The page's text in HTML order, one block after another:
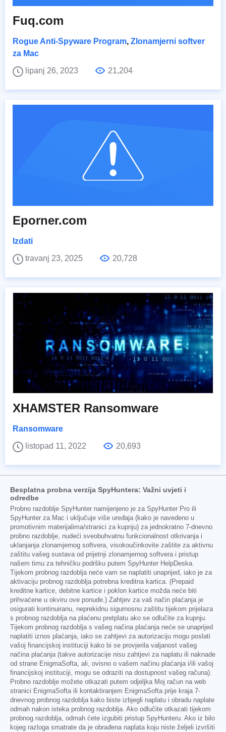
Fuq.com
Rogue Anti-Spyware Program, Zlonamjerni softver
za Mac
lipanj 26, 2023
21,204
Eporner.com
Izdati
travanj 23, 2025
20,728
XHAMSTER Ransomware
Ransomware
listopad 11, 2022
20,693
Besplatna probna verzija SpyHuntera: Važni uvjeti i
odredbe
Probno razdoblje SpyHunter namijenjeno je za SpyHunter Pro ili
SpyHunter za Mac i uključuje više uređaja (kako je navedeno u
promotivnim materijalima/stranici za kupnju) za jednokratno 7-dnevno
probno razdoblje, nudeći sveobuhvatnu funkcionalnost otkrivanja i
uklanjanja zlonamjernog softvera, visokoučinkovite zaštite za aktivnu
zaštitu vašeg sustava od prijetnji zlonamjernog softvera i pristup
našem timu za tehničku podršku putem SpyHunter HelpDeska.
Tijekom probnog razdoblja neće vam se naplatiti unaprijed, iako je za
aktivaciju probnog razdoblja potrebna kreditna kartica. (Prepaid
kreditne kartice, debitne kartice i poklon kartice možda neće biti
prihvaćene u okviru ove ponude.) Zahtjev za vaš način plaćanja je
osigurati kontinuiranu, neprekidnu sigurnosnu zaštitu tijekom prijelaza
s probnog razdoblja na plaćenu pretplatu ako se odlučite za kupnju.
Tijekom probnog razdoblja s vašeg načina plaćanja neće se unaprijed
naplatiti iznos plaćanja, iako se zahtjevi za autorizaciju mogu poslati
vašoj financijskoj instituciji kako bi se provjerila valjanost vašeg
načina plaćanja (takve autorizacije nisu zahtjevi za naplatu ili naknade
od strane EnigmaSofta, ali, ovisno o vašem načinu plaćanja i/ili vašoj
financijskoj instituciji, mogu se odraziti na dostupnost vašeg računa).
Probno razdoblje možete otkazati putem odjeljka Moj račun na web
stranici EnigmaSofta ili kontaktiranjem EnigmaSofta prije kraja 7-
dnevnog probnog razdoblja kako biste izbjegli naplatu i obradu naplate
odmah nakon isteka probnog razdoblja. Ako odlučite otkazati tijekom
probnog razdoblja, odmah ćete izgubiti pristup SpyHunteru. Ako iz bilo
kojeg razloga smatrate da je obrađena naplata koju niste željeli izvršiti